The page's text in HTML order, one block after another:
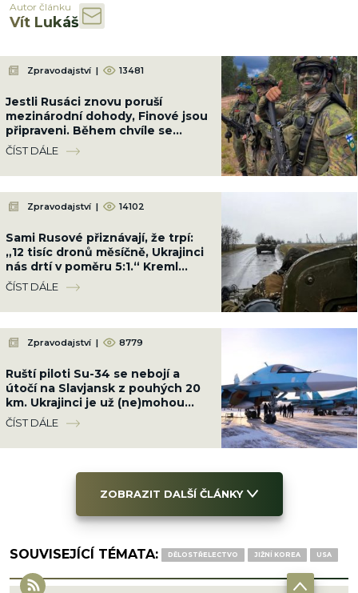
Autor článku
Vít Lukáš
Zpravodajství | 13481
Jestli Rusáci znovu poruší
mezinárodní dohody, Finové jsou
připraveni. Během chvíle se
všichni schovají pod zem
ČÍST DÁLE
Zpravodajství | 14102
Sami Rusové přiznávají, že trpí:
„12 tisíc dronů měsíčně, Ukrajinci
nás drtí v poměru 5:1.“ Kreml
nemá odpověď
ČÍST DÁLE
Zpravodajství | 8779
Ruští piloti Su-34 se nebojí a
útočí na Slavjansk z pouhých 20
km. Ukrajinci je už (ne)mohou
kdykoli sestřelit
ČÍST DÁLE
ZOBRAZIT DALŠÍ ČLÁNKY
SOUVISEJÍCÍ TÉMATA: DĚLOSTŘELECTVO JIŽNÍ KOREA USA